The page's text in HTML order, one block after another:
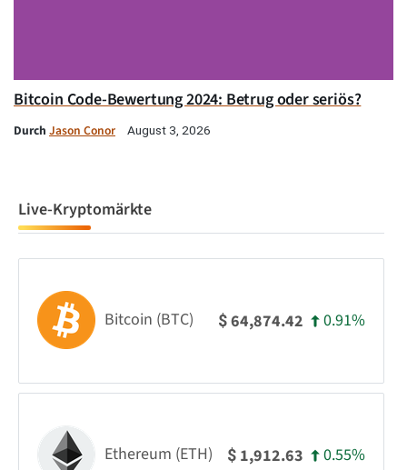
Bitcoin Code-Bewertung 2024: Betrug oder seriös?
Durch Jason Conor August 3, 2026
Live-Kryptomärkte
Bitcoin (BTC) $64,874.42 0.91%
Ethereum (ETH) $ 1,912.63 0.55%